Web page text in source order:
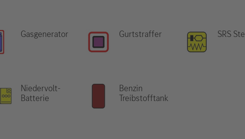
Gasgenerator Gurtstraffer SRS
Niedervolt-
Batterie
Benzin
Treibstofftank